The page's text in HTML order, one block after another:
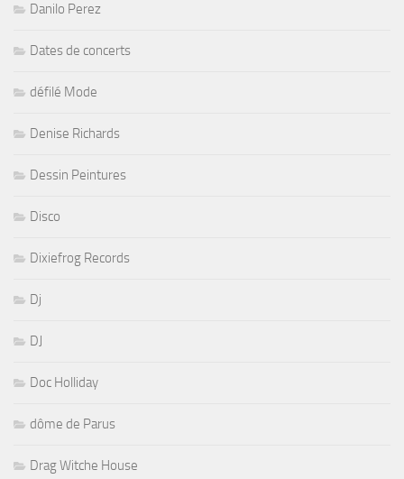
Danilo Perez
Dates de concerts
défilé Mode
Denise Richards
Dessin Peintures
Disco
Dixiefrog Records
Dj
DJ
Doc Holliday
dôme de Parus
Drag Witche House